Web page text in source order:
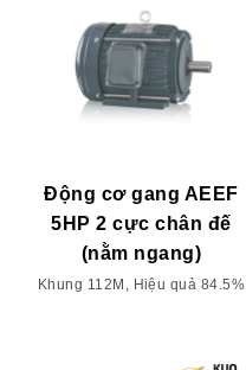
Động cơ gang AEEF
5HP 2 cực chân đế
(nằm ngang)
Khung 112M, Hiệu quả 84.5%